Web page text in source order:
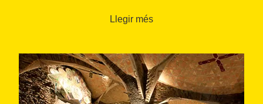
de la seva cuina típica italiana, en tres mesos ja
tapes i pizzes.
Llegir més